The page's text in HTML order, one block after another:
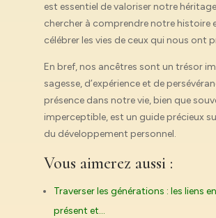
est essentiel de valoriser notre
chercher à comprendre notre histoire
célébrer les vies de ceux qui nous ont
En bref, nos ancêtres sont un trésor
sagesse, d’expérience et de
présence dans notre vie, bien que
imperceptible, est un guide précieux
du développement personnel.
Vous aimerez aussi :
Traverser les générations : les liens
présent et…